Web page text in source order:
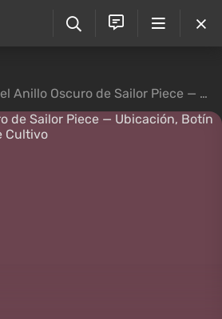
de Sailor Piece — Ubicación, Botín de Jefes y Consejos de Cultivo